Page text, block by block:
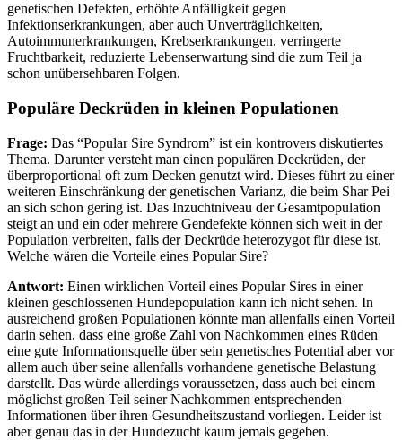
genetischen Defekten, erhöhte Anfälligkeit gegen
Infektionserkrankungen, aber auch Unverträglichkeiten,
Autoimmunerkrankungen, Krebserkrankungen, verringerte
Fruchtbarkeit, reduzierte Lebenserwartung sind die zum Teil ja
schon unübersehbaren Folgen.
Populäre Deckrüden in kleinen Populationen
Frage: Das “Popular Sire Syndrom” ist ein kontrovers diskutiertes
Thema. Darunter versteht man einen populären Deckrüden, der
überproportional oft zum Decken genutzt wird. Dieses führt zu einer
weiteren Einschränkung der genetischen Varianz, die beim Shar Pei
an sich schon gering ist. Das Inzuchtniveau der Gesamtpopulation
steigt an und ein oder mehrere Gendefekte können sich weit in der
Population verbreiten, falls der Deckrüde heterozygot für diese ist.
Welche wären die Vorteile eines Popular Sire?
Antwort: Einen wirklichen Vorteil eines Popular Sires in einer
kleinen geschlossenen Hundepopulation kann ich nicht sehen. In
ausreichend großen Populationen könnte man allenfalls einen Vorteil
darin sehen, dass eine große Zahl von Nachkommen eines Rüden
eine gute Informationsquelle über sein genetisches Potential aber vor
allem auch über seine allenfalls vorhandene genetische Belastung
darstellt. Das würde allerdings voraussetzen, dass auch bei einem
möglichst großen Teil seiner Nachkommen entsprechenden
Informationen über ihren Gesundheitszustand vorliegen. Leider ist
aber genau das in der Hundezucht kaum jemals gegeben.